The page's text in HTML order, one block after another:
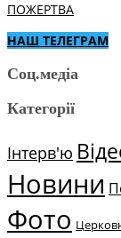
ПОЖЕРТВА
НАШ ТЕЛЕГРАМ
Соц.медіа
Категорії
Інтерв'ю
Новини
Фото